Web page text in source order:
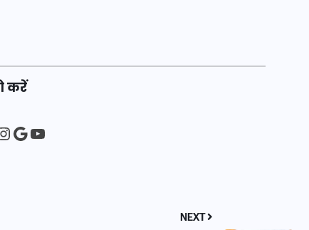
करें
Google
YouTube
NEXT